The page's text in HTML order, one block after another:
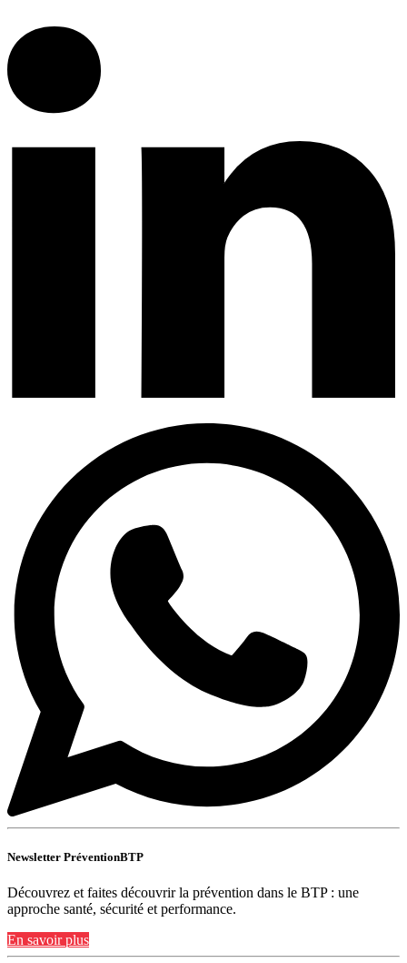
Newsletter PréventionBTP
Découvrez et faites découvrir la prévention dans le BTP : une
approche santé, sécurité et performance.
En savoir plus